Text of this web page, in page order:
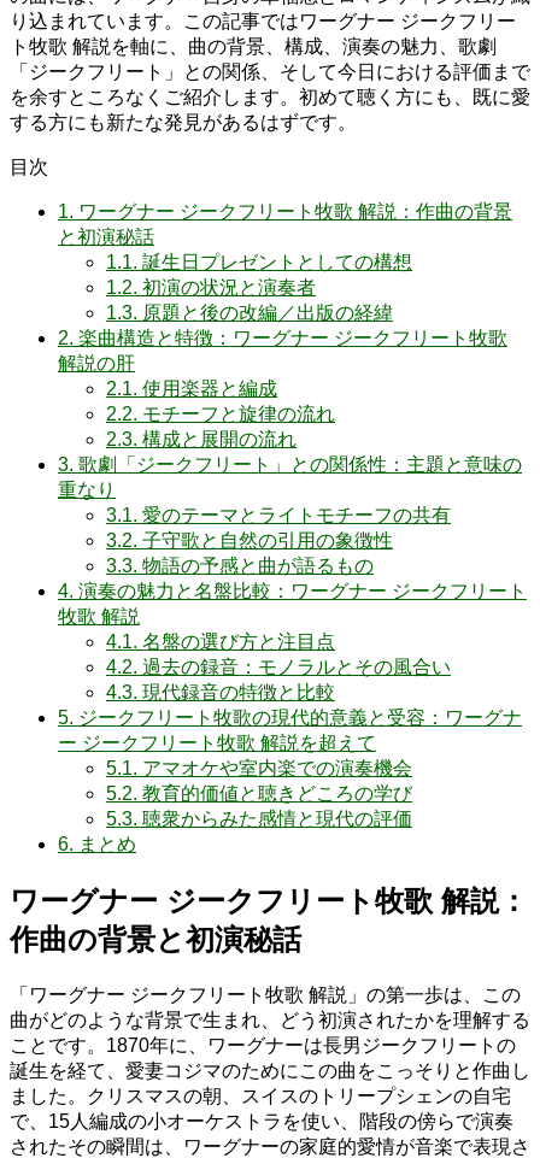
り込まれています。この記事ではワーグナー ジークフリー
ト牧歌 解説を軸に、曲の背景、構成、演奏の魅力、歌劇
「ジークフリート」との関係、そして今日における評価まで
を余すところなくご紹介します。初めて聴く方にも、既に愛
する方にも新たな発見があるはずです。
目次
1. ワーグナー ジークフリート牧歌 解説：作曲の背景
と初演秘話
1.1. 誕生日プレゼントとしての構想
1.2. 初演の状況と演奏者
1.3. 原題と後の改編／出版の経緯
2. 楽曲構造と特徴：ワーグナー ジークフリート牧歌
解説の肝
2.1. 使用楽器と編成
2.2. モチーフと旋律の流れ
2.3. 構成と展開の流れ
3. 歌劇「ジークフリート」との関係性：主題と意味の
重なり
3.1. 愛のテーマとライトモチーフの共有
3.2. 子守歌と自然の引用の象徴性
3.3. 物語の予感と曲が語るもの
4. 演奏の魅力と名盤比較：ワーグナー ジークフリート
牧歌 解説
4.1. 名盤の選び方と注目点
4.2. 過去の録音：モノラルとその風合い
4.3. 現代録音の特徴と比較
5. ジークフリート牧歌の現代的意義と受容：ワーグナ
ー ジークフリート牧歌 解説を超えて
5.1. アマオケや室内楽での演奏機会
5.2. 教育的価値と聴きどころの学び
5.3. 聴衆からみた感情と現代の評価
6. まとめ
ワーグナー ジークフリート牧歌 解説：
作曲の背景と初演秘話
「ワーグナー ジークフリート牧歌 解説」の第一歩は、この
曲がどのような背景で生まれ、どう初演されたかを理解する
ことです。1870年に、ワーグナーは長男ジークフリートの
誕生を経て、愛妻コジマのためにこの曲をこっそりと作曲し
ました。クリスマスの朝、スイスのトリープシェンの自宅
で、15人編成の小オーケストラを使い、階段の傍らで演奏
されたその瞬間は、ワーグナーの家庭的愛情が音楽で表現さ